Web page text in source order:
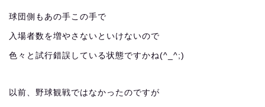
球団側もあの手この手で
入場者数を増やさないといけないので
色々と試行錯誤している状態ですかね(^_^;)
以前、野球観戦ではなかったのですが